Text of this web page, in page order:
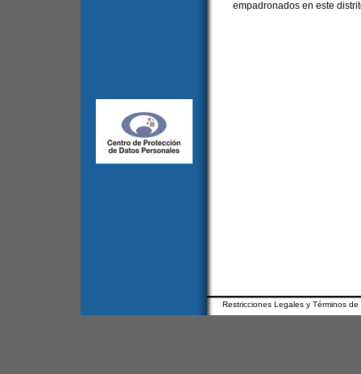
empadronados en este
Restricciones Legales y Términos de